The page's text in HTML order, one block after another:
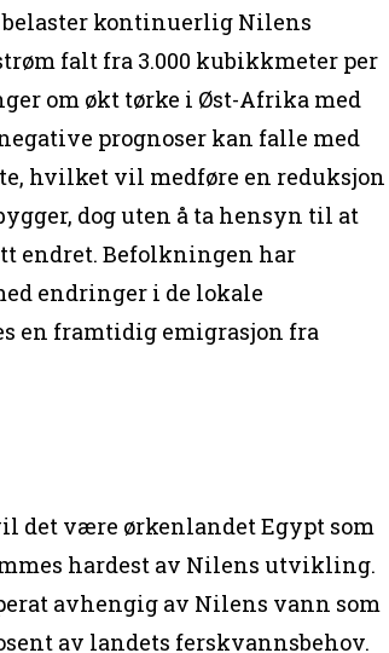
kontinuerlig Nilens
falt fra 3.000 kubikkmeter per
om økt tørke i Øst-Afrika med
prognoser kan falle med
hvilket vil medføre en reduksjon
dog uten å ta hensyn til at
endret. Befolkningen har
endringer i de lokale
en framtidig emigrasjon fra
det være ørkenlandet Egypt som
hardest av Nilens utvikling.
avhengig av Nilens vann som
av landets ferskvannsbehov.